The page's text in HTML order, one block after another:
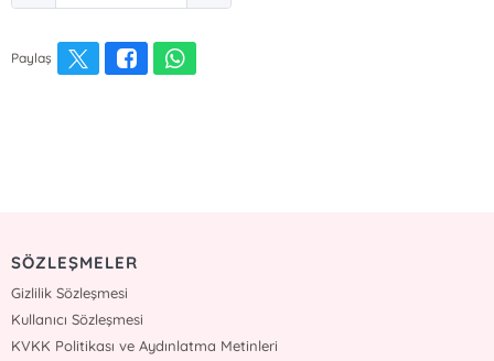
Paylaş
SÖZLEŞMELER
Gizlilik Sözleşmesi
Kullanıcı Sözleşmesi
KVKK Politikası ve Aydınlatma Metinleri